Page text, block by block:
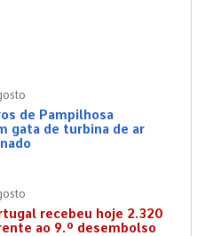
de Pampilhosa
gata de turbina de ar
recebeu hoje 2.320
ao 9.º desembolso